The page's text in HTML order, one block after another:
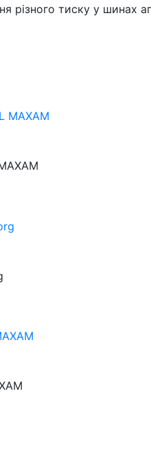
різного тиску у шинах